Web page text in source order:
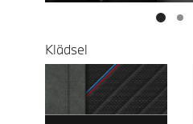
Klädsel